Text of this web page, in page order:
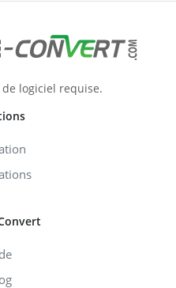
logiciel requise.